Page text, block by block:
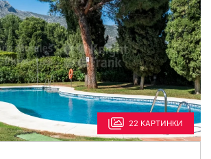
22 КАРТИНКИ